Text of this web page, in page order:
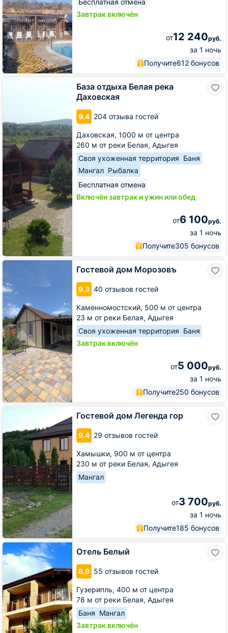
Завтрак включён
от12 240руб.
за 1 ночь
Получите612 бонусов
База отдыха Белая река
Даховская
9.4 204 отзыва гостей
Даховская, 1000 м от центра
260 м от реки Белая, Адыгея
Своя ухоженная территория Баня
Мангал Рыбалка
Бесплатная отмена
Включён завтрак и ужин или обед
от6 100руб.
за 1 ночь
Получите305 бонусов
Гостевой дом Морозовъ
9.3 40 отзывов гостей
Каменномостский, 500 м от центра
23 м от реки Белая, Адыгея
Своя ухоженная территория Баня
Завтрак включён
от5 000руб.
за 1 ночь
Получите250 бонусов
Гостевой
Морозовъ
Гостевой дом Легенда гор
9.4 29 отзывов гостей
Хамышки, 900 м от центра
230 м от реки Белая, Адыгея
Мангал
от3 700руб.
за 1 ночь
Получите185 бонусов
Гостевой
Легенда
гор
Отель Белый
8.9 55 отзывов гостей
Гузерипль, 400 м от центра
78 м от реки Белая, Адыгея
Баня Мангал
Завтрак включён
Отель
Белый